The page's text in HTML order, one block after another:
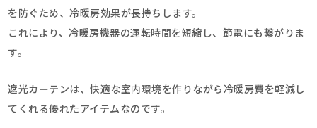
を防ぐため、冷暖房効果が長持ちします。
これにより、冷暖房機器の運転時間を短縮し、節電にも繋がりま
す。
遮光カーテンは、快適な室内環境を作りながら冷暖房費を軽減し
てくれる優れたアイテムなのです。